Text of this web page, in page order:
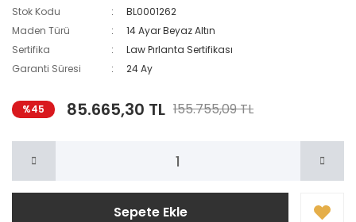
Stok Kodu
BL0001262
Maden Türü
14 Ayar Beyaz Altın
Sertifika
Law Pırlanta Sertifikası
Garanti Süresi
24 Ay
%45 85.665,30 TL 155.755,09 TL
Sepete Ekle